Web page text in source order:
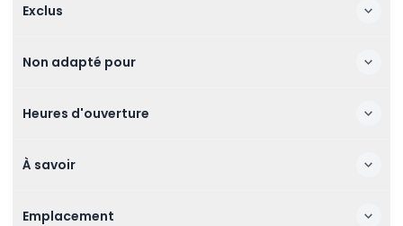
Exclus
Non adapté pour
Heures d'ouverture
À savoir
Emplacement